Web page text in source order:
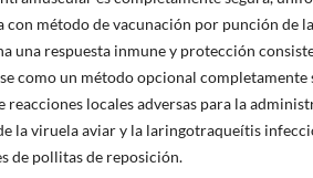
con método de vacunación por punción de
una respuesta inmune y protección
como un método opcional completamente
reacciones locales adversas para la
la viruela aviar y la laringotraqueítis
de pollitas de reposición.